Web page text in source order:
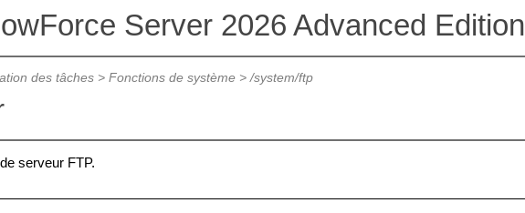
Server 2026 Advanced Edition
des tâches> Fonctions de système>/system/ftp
serveur FTP.